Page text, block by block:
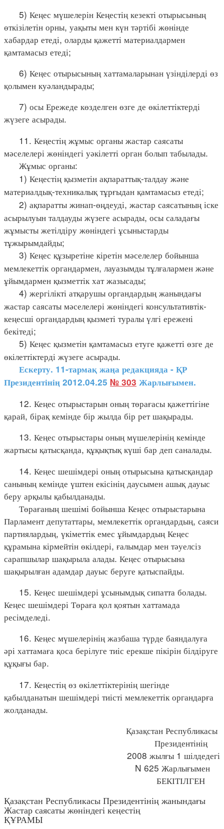
5) Кеңес мүшелерін Кеңестің кезекті отырысының
өткізілетін орны, уақыты мен күн тәртібі жөнінде
хабардар етеді, оларды қажетті материалдармен
қамтамасыз етеді;
6) Кеңес отырысының хаттамаларынан үзінділерді өз
қолымен куәландырады;
7) осы Ережеде көзделген өзге де өкілеттіктерді
жүзеге асырады.
11. Кеңестің жұмыс органы жастар саясаты
мәселелері жөніндегі уәкілетті орган болып табылады.
Жұмыс органы:
1) Кеңестің қызметін ақпараттық-талдау және
материалдық-техникалық тұрғыдан қамтамасыз етеді;
2) ақпаратты жинап-өңдеуді, жастар саясатының іске
асырылуын талдауды жүзеге асырады, осы саладағы
жұмысты жетілдіру жөніндегі ұсыныстарды
тұжырымдайды;
3) Кеңес құзыретіне кіретін мәселелер бойынша
мемлекеттік органдармен, лауазымды тұлғалармен және
ұйымдармен қызметтік хат жазысады;
4) жергілікті атқарушы органдардың жанындағы
жастар саясаты мәселелері жөніндегі консультативтік-
кеңесші органдардың қызметі туралы үлгі ережені
бекітеді;
5) Кеңес қызметін қамтамасыз етуге қажетті өзге де
өкілеттіктерді жүзеге асырады.
Ескерту. 11-тармақ жаңа редакцияда - ҚР
Президентінің 2012.04.25 № 303 Жарлығымен.
12. Кеңес отырыстарын оның төрағасы қажеттігіне
қарай, бірақ кемінде бір жылда бір рет шақырады.
13. Кеңес отырыстары оның мүшелерінің кемінде
жартысы қатысқанда, құқықтық күші бар деп саналады.
14. Кеңес шешімдері оның отырысына қатысқандар
санының кемінде үштен екісінің даусымен ашық дауыс
беру арқылы қабылданады.
Төрағаның шешімі бойынша Кеңес отырыстарына
Парламент депутаттары, мемлекеттік органдардың, саяси
партиялардың, үкіметтік емес ұйымдардың Кеңес
құрамына кірмейтін өкілдері, ғалымдар мен тәуелсіз
сарапшылар шақырыла алады. Кеңес отырысына
шақырылған адамдар дауыс беруге қатыспайды.
15. Кеңес шешімдері ұсынымдық сипатта болады.
Кеңес шешімдері Төраға қол қоятын хаттамада
ресімделеді.
16. Кеңес мүшелерінің жазбаша түрде баяндалуға
әрі хаттамаға қоса берілуге тиіс ерекше пікірін білдіруге
құқығы бар.
17. Кеңестің өз өкілеттіктерінің шегінде
қабылданатын шешімдері тиісті мемлекеттік органдарға
жолданады.
Қазақстан Республикасы
Президентінің
2008 жылғы 1 шілдедегі
N 625 Жарлығымен
БЕКІТІЛГЕН
Қазақстан Республикасы Президентінің жанындағы
Жастар саясаты жөніндегі кеңестің
ҚҰРАМЫ